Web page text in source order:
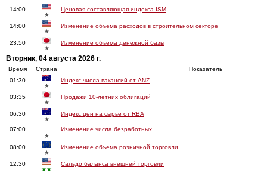
14:00
★
Ценовая составляющая индекса ISM
14:00
★
Изменение объема расходов в строительном секторе
23:50
★
Изменение объема денежной базы
Вторник, 04 августа 2026 г.
Время Страна
Показатель
01:30
★
Индекс числа вакансий от ANZ
03:35
★
Продажи 10-летних облигаций
06:30
★
Индекс цен на сырье от RBA
07:00
★
Изменение числа безработных
08:00
★
Изменение объема розничной торговли
12:30
★★
Сальдо баланса внешней торговли